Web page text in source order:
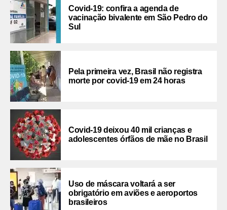
Covid-19: confira a agenda de
vacinação bivalente em São Pedro do
Sul
Pela primeira vez, Brasil não registra
morte por covid-19 em 24 horas
Covid-19 deixou 40 mil crianças e
adolescentes órfãos de mãe no Brasil
Uso de máscara voltará a ser
obrigatório em aviões e aeroportos
brasileiros